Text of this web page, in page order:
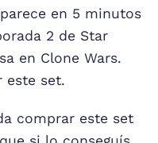
en 5 minutos
2 de Star
en Clone Wars.
este set.
comprar este set